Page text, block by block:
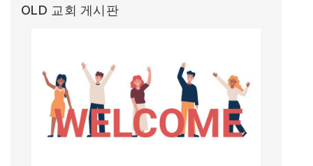
OLD 교회 게시판